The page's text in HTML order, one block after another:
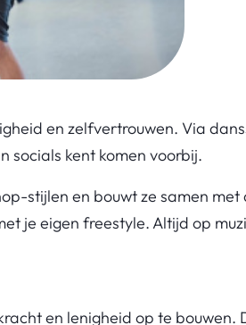
en zelfvertrouwen. Via
socials kent komen voorbij.
stijlen en bouwt ze samen
je eigen freestyle. Altijd op
en lenigheid op te